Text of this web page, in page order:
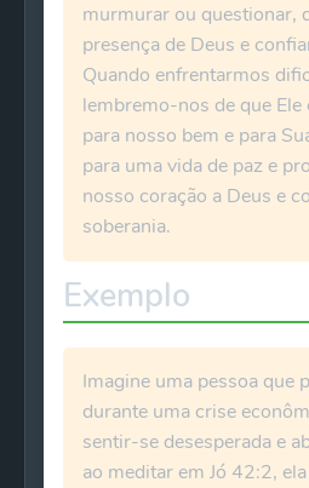
murmurar ou questionar,
presença de Deus e
Quando enfrentarmos
lembremo-nos de que Ele
para nosso bem e para
para uma vida de paz e
nosso coração a Deus e
soberania.
Exemplo
Imagine uma pessoa que
durante uma crise
sentir-se desesperada e
ao meditar em Jó 42:2,